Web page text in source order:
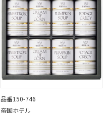
品番150-746
帝国ホテル